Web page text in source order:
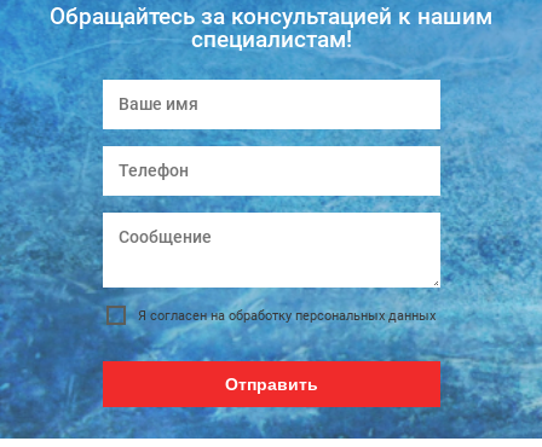
Обращайтесь за консультацией к нашим
специалистам!
Я согласен на обработку персональных данных
Отправить